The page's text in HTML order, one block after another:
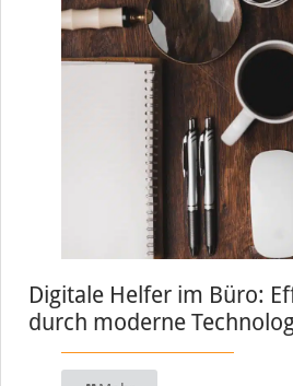
Digitale Helfer im Büro:
durch moderne